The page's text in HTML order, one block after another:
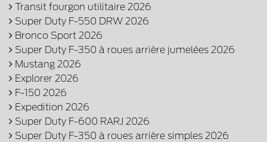
Transit fourgon utilitaire 2026
Super Duty F-550 DRW 2026
Bronco Sport 2026
Super Duty F-350 à roues arrière jumelées 2026
Mustang 2026
Explorer 2026
F-150 2026
Expedition 2026
Super Duty F-600 RARJ 2026
Super Duty F-350 à roues arrière simples 2026